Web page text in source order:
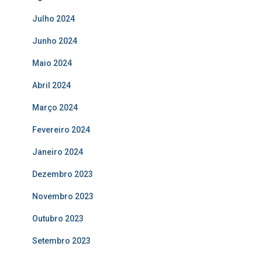
Julho 2024
Junho 2024
Maio 2024
Abril 2024
Março 2024
Fevereiro 2024
Janeiro 2024
Dezembro 2023
Novembro 2023
Outubro 2023
Setembro 2023